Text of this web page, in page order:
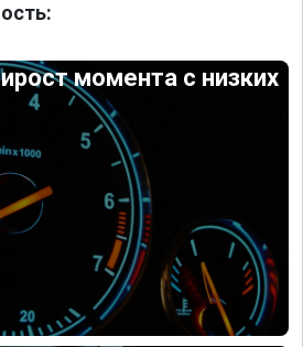
момента с низких